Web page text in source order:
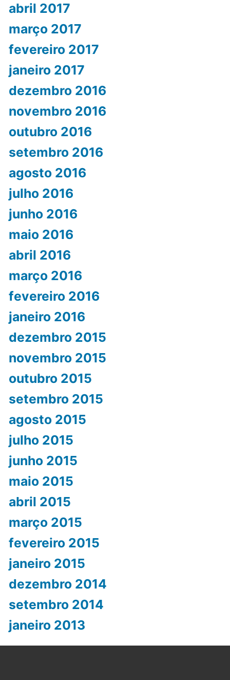
abril 2017
março 2017
fevereiro 2017
janeiro 2017
dezembro 2016
novembro 2016
outubro 2016
setembro 2016
agosto 2016
julho 2016
junho 2016
maio 2016
abril 2016
março 2016
fevereiro 2016
janeiro 2016
dezembro 2015
novembro 2015
outubro 2015
setembro 2015
agosto 2015
julho 2015
junho 2015
maio 2015
abril 2015
março 2015
fevereiro 2015
janeiro 2015
dezembro 2014
setembro 2014
janeiro 2013